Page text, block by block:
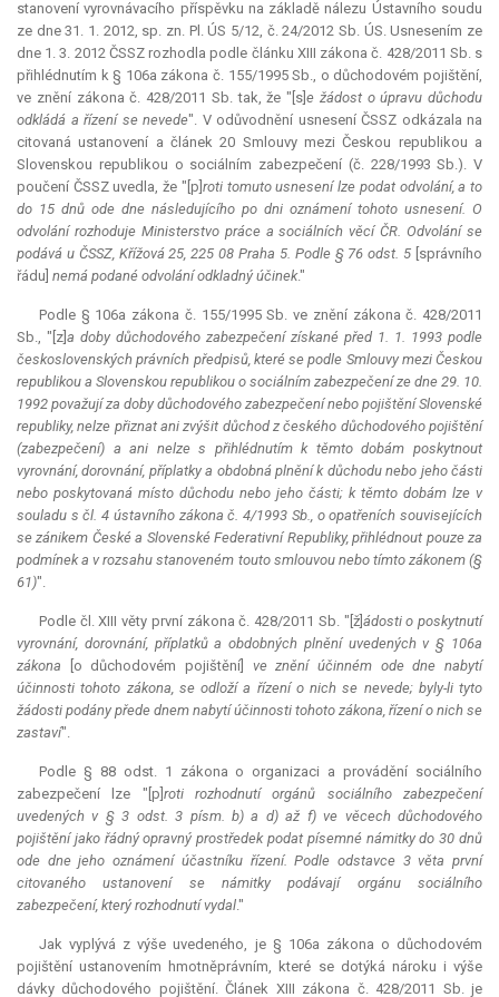
stanovení vyrovnávacího příspěvku na základě nálezu Ústavního soudu
ze dne 31. 1. 2012, sp. zn. Pl. ÚS 5/12, č. 24/2012 Sb. ÚS. Usnesením ze
dne 1. 3. 2012 ČSSZ rozhodla podle článku XIII zákona č. 428/2011 Sb. s
přihlédnutím k § 106a zákona č. 155/1995 Sb., o důchodovém pojištění,
ve znění zákona č. 428/2011 Sb. tak, že "[s] e žádost o úpravu důchodu
odkládá a řízení se nevede". V odůvodnění usnesení ČSSZ odkázala na
citovaná ustanovení a článek 20 Smlouvy mezi Českou republikou a
Slovenskou republikou o sociálním zabezpečení (č. 228/1993 Sb.). V
poučení ČSSZ uvedla, že "[p] roti tomuto usnesení lze podat odvolání, a to
do 15 dnů ode dne následujícího po dni oznámení tohoto usnesení. O
odvolání rozhoduje Ministerstvo práce a sociálních věcí ČR. Odvolání se
podává u ČSSZ, Křížová 25, 225 08 Praha 5. Podle § 76 odst. 5 [správního
řádu] nemá podané odvolání odkladný účinek."
Podle § 106a zákona č. 155/1995 Sb. ve znění zákona č. 428/2011
Sb., "[z] a doby důchodového zabezpečení získané před 1. 1. 1993 podle
československých právních předpisů, které se podle Smlouvy mezi Českou
republikou a Slovenskou republikou o sociálním zabezpečení ze dne 29. 10.
1992 považují za doby důchodového zabezpečení nebo pojištění Slovenské
republiky, nelze přiznat ani zvýšit důchod z českého důchodového pojištění
(zabezpečení) a ani nelze s přihlédnutím k těmto dobám poskytnout
vyrovnání, dorovnání, příplatky a obdobná plnění k důchodu nebo jeho části
nebo poskytovaná místo důchodu nebo jeho části; k těmto dobám lze v
souladu s čl. 4 ústavního zákona č. 4/1993 Sb., o opatřeních souvisejících
se zánikem České a Slovenské Federativní Republiky, přihlédnout pouze za
podmínek a v rozsahu stanoveném touto smlouvou nebo tímto zákonem (§
61)".
Podle čl. XIII věty první zákona č. 428/2011 Sb. "[ž] ádosti o poskytnutí
vyrovnání, dorovnání, příplatků a obdobných plnění uvedených v § 106a
zákona
[o důchodovém pojištění] ve znění účinném ode dne nabytí
účinnosti tohoto zákona, se odloží a řízení o nich se nevede; byly-li tyto
žádosti podány přede dnem nabytí účinnosti tohoto zákona, řízení o nich se
zastaví".
Podle § 88 odst. 1 zákona o organizaci a provádění sociálního
zabezpečení lze "[p] roti rozhodnutí orgánů sociálního zabezpečení
uvedených v § 3 odst. 3 písm. b) a d) až f) ve věcech důchodového
pojištění jako řádný opravný prostředek podat písemné námitky do 30 dnů
ode dne jeho oznámení účastníku řízení. Podle odstavce 3 věta první
citovaného ustanovení se námitky podávají orgánu sociálního
zabezpečení, který rozhodnutí vydal."
Jak vyplývá z výše uvedeného, je § 106a zákona o důchodovém
pojištění ustanovením hmotněprávním, které se dotýká nároku i výše
dávky důchodového pojištění. Článek XIII zákona č. 428/2011 Sb. je